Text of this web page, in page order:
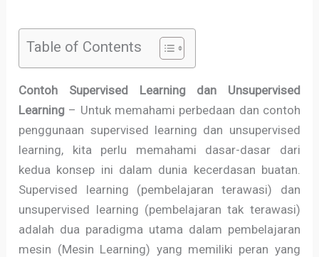
Table of Contents
Contoh Supervised Learning dan Unsupervised
Learning – Untuk memahami perbedaan dan contoh
penggunaan supervised learning dan unsupervised
learning, kita perlu memahami dasar-dasar dari
kedua konsep ini dalam dunia kecerdasan buatan.
Supervised learning (pembelajaran terawasi) dan
unsupervised learning (pembelajaran tak terawasi)
adalah dua paradigma utama dalam pembelajaran
mesin (Mesin Learning) yang memiliki peran yang